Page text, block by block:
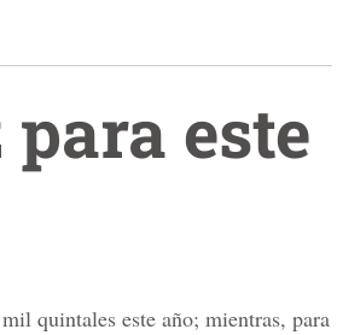
este
quintales este año; mientras, para